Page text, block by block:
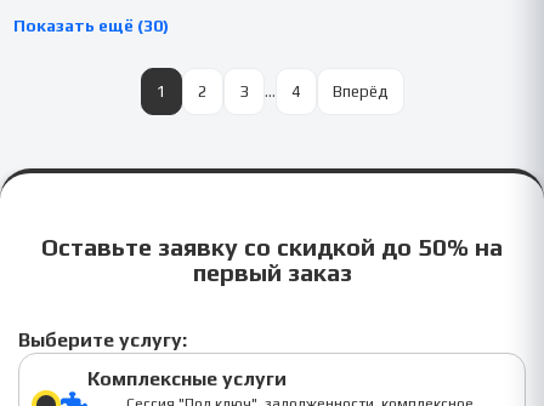
Показать ещё (30)
1 2 3 … 4 Вперёд
Оставьте заявку со скидкой до 50% на
первый заказ
Выберите услугу:
Комплексные услуги